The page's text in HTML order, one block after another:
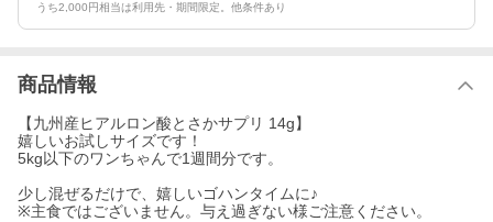
うち2,000円相当は利用先・期間限定。他条件あり
商品情報
【九州産ヒアルロン酸とさかサプリ 14g】
嬉しいお試しサイズです！
5kg以下のワンちゃんで1週間分です。
少し混ぜるだけで、嬉しいゴハンタイムに♪
※主食ではございません。与え過ぎない様ご注意ください。